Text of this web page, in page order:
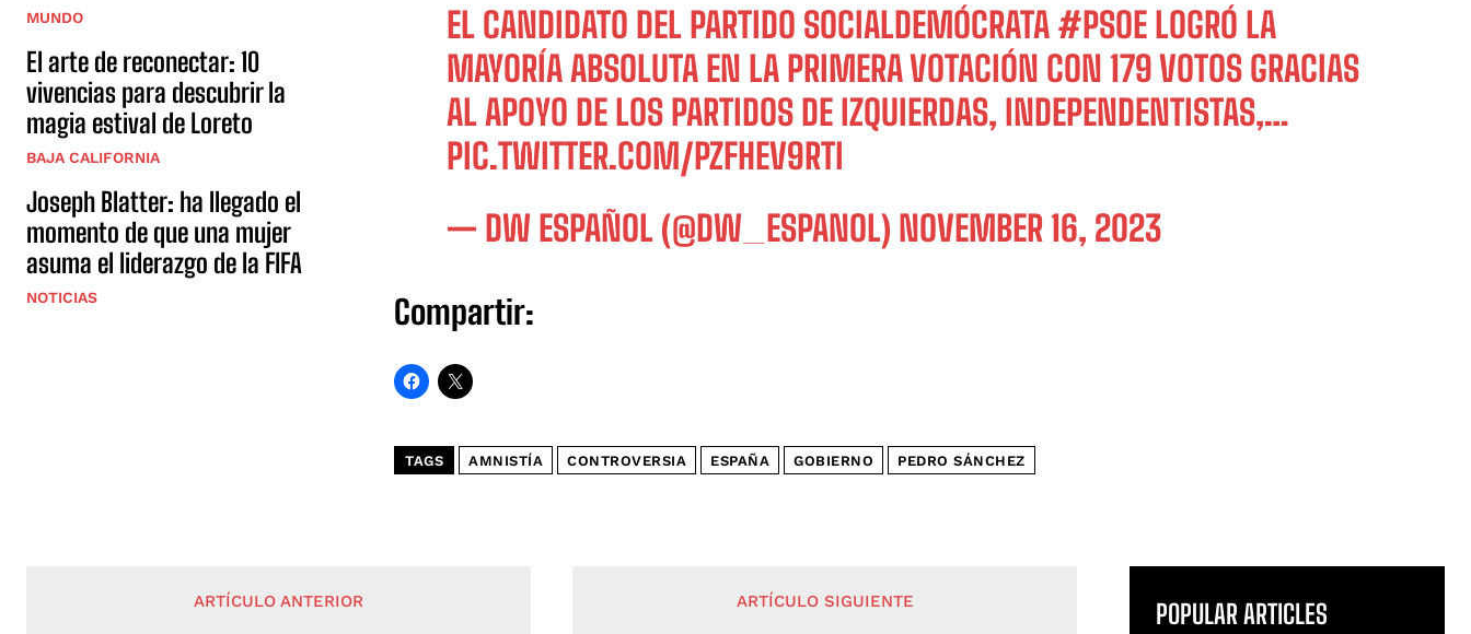
MUNDO
El arte de reconectar: 10
vivencias para descubrir la
magia estival de Loreto
BAJA CALIFORNIA
Joseph Blatter: ha llegado el
momento de que una mujer
asuma el liderazgo de la FIFA
NOTICIAS
EL CANDIDATO DEL PARTIDO SOCIALDEMÓCRATA #PSOE LOGRÓ LA
MAYORÍA ABSOLUTA EN LA PRIMERA VOTACIÓN CON 179 VOTOS GRACIAS
AL APOYO DE LOS PARTIDOS DE IZQUIERDAS, INDEPENDENTISTAS,…
PIC.TWITTER.COM/PZFHEV9RTI
— DW ESPAÑOL (@DW_ESPANOL) NOVEMBER 16, 2023
Compartir:
TAGS AMNISTÍA CONTROVERSIA ESPAÑA GOBIERNO PEDRO SÁNCHEZ
ARTÍCULO ANTERIOR ARTÍCULO SIGUIENTE POPULAR ARTICLES